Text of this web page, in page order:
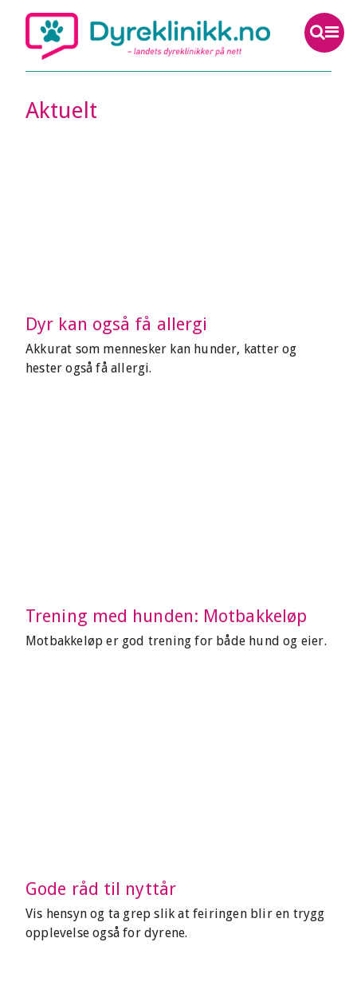
Aktuelt
Dyr kan også få allergi
Akkurat som mennesker kan hunder, katter og
hester også få allergi.
Trening med hunden: Motbakkeløp
Motbakkeløp er god trening for både hund og eier.
Gode råd til nyttår
Vis hensyn og ta grep slik at feiringen blir en trygg
opplevelse også for dyrene.